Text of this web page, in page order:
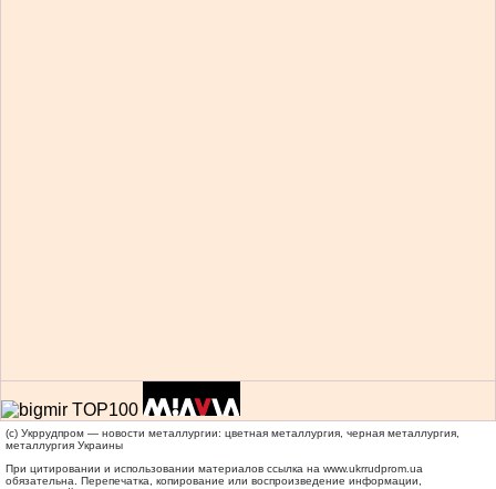
(c) Укррудпром — новости металлургии: цветная металлургия, черная металлургия,
металлургия Украины
При цитировании и использовании материалов ссылка на www.ukrrudprom.ua
обязательна. Перепечатка, копирование или воспроизведение информации,